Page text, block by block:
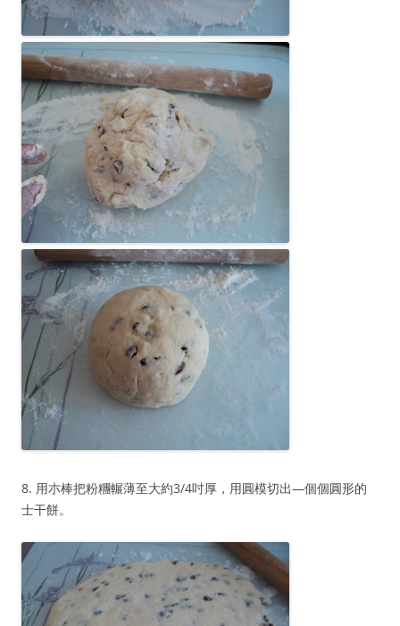
8. 用朩棒把粉糰輾薄至大約3/4吋厚，用圓模切出—個個圓形的
士干餅。